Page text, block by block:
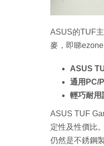
ASUS的TUF
麥，即睇
ASUS
通用PC/
輕巧耐用
ASUS TUF
定性及性價比
仍然是不銹鋼